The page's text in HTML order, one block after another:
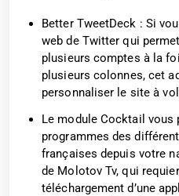
Better TweetDeck : Si
web de Twitter qui
plusieurs comptes à la
plusieurs colonnes, cet
personnaliser le site à
Le module Cocktail vous
programmes des
françaises depuis votre
de Molotov Tv, qui
téléchargement d’une